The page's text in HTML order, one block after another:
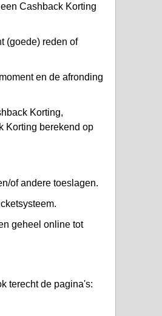
Cashback Korting
(goede) reden of
en de afronding
Korting,
Korting berekend op
of andere toeslagen.
geheel online tot
terecht de pagina's: